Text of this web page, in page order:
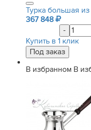
Турка большая
367 848
-
Купить в 1 клик
В избранном В